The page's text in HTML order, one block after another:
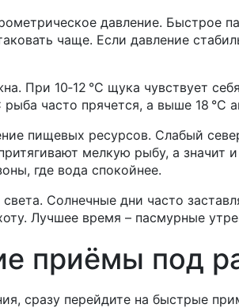
давление. Быстрое
чаще. Если давление
При 10‑12 °C щука чувствует
часто прячется, а выше 18 °C
пищевых ресурсов. Слабый
мелкую рыбу, а значит
где вода спокойнее.
Солнечные дни часто
Лучшее время – пасмурные
приёмы под
сразу перейдите на быстрые